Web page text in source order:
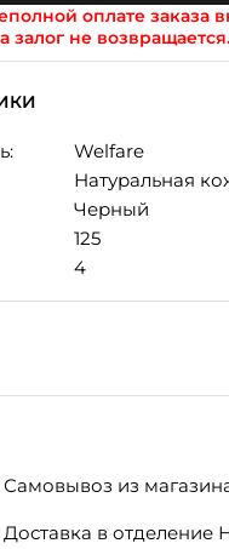
оплате заказа
залог не возвращается.
Welfare
Натуральная
Черный
125
4
Самовывоз из
Доставка в отделение